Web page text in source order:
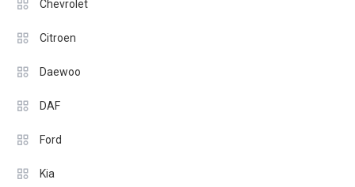
Chevrolet
Citroen
Daewoo
DAF
Ford
Kia